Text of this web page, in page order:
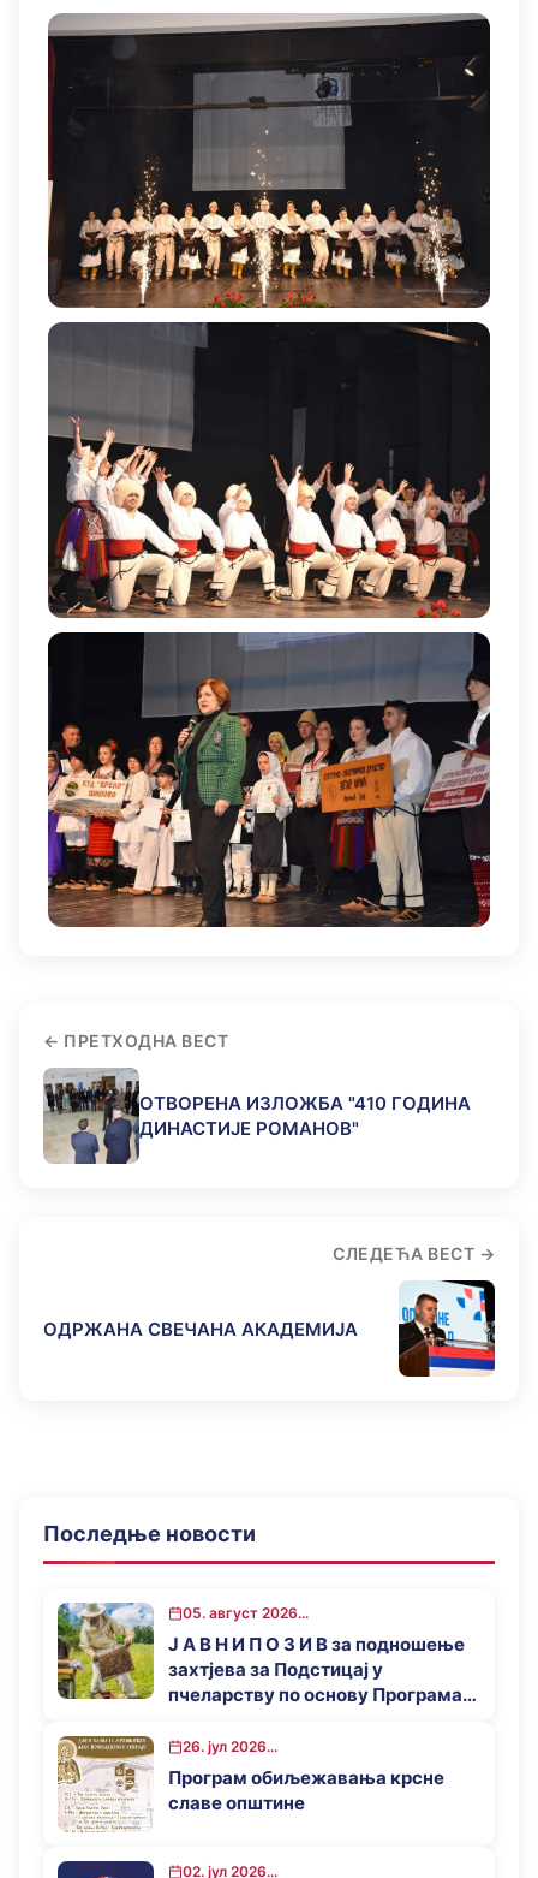
ПРЕТХОДНА ВЕСТ
ОТВОРЕНА ИЗЛОЖБА "410 ГОДИНА
ДИНАСТИЈЕ РОМАНОВ"
СЛЕДЕЋА ВЕСТ
ОДРЖАНА СВЕЧАНА АКАДЕМИЈА
Последње новости
05. август 2026...
Ј А В Н И П О З И В за подношење
захтјева за Подстицај у
пчеларству по основу Програма
општине Мркоњић Град у 2026.
години
26. јул 2026...
Програм обиљежавања крсне
славе општине
02. јул 2026...